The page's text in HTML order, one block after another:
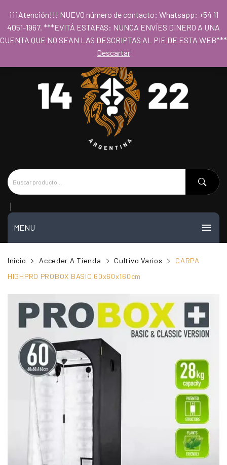
- Horario 09hs a 18hs
MENU
MI CUENTA
VER CARRITO
TIENDA
PREGUNTAS FRECUENTES
CONTACTO
NOSOTROS
VIDEOS
Inicio Acceder A Tienda Cultivo Varios
CARPA
HIGHPRO PROBOX BASIC 60x60x160cm
¡¡¡Atención!!! NUEVO número de contacto: Whatsapp: +54 11
4051-1967. ***EVITÁ ESTAFAS: NUNCA ENVÍES DINERO A UNA
CUENTA QUE NO SEAN LAS DESCRIPTAS AL PIE DE ESTA WEB***
Descartar